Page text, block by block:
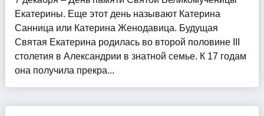
Екатерины. Еще этот день называют Катерина
Санница или Катерина Женодавица. Будущая
Святая Екатерина родилась во второй половине III
столетия в Александрии в знатной семье. К 17 годам
она получила прекра...